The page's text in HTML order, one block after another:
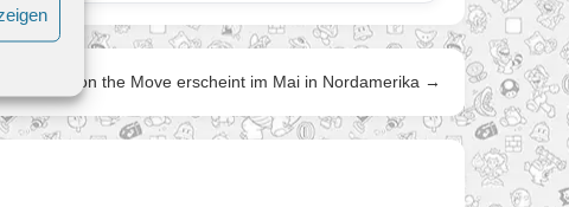
Minis on the Move erscheint im Mai in Nordamerika →